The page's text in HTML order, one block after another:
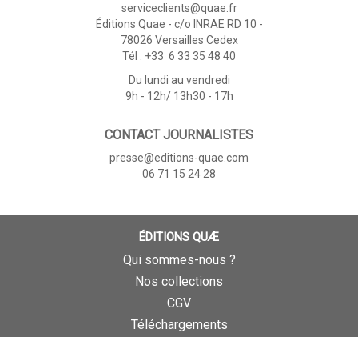
serviceclients@quae.fr
Éditions Quae - c/o INRAE RD 10 -
78026 Versailles Cedex
Tél : +33 6 33 35 48 40
Du lundi au vendredi
9h - 12h/ 13h30 - 17h
CONTACT JOURNALISTES
presse@editions-quae.com
06 71 15 24 28
ÉDITIONS QUÆ
Qui sommes-nous ?
Nos collections
CGV
Téléchargements